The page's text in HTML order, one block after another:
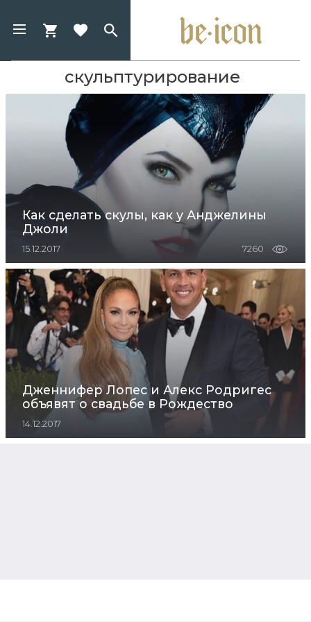
скульптурирование
Как сделать скулы, как у Анджелины
Джоли
15.12.2017 7260
Дженнифер Лопес и Алекс Родригес
объявят о свадьбе в Рождество
14.12.2017